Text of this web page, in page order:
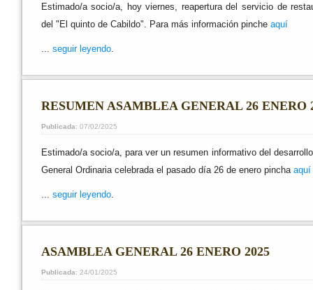
Estimado/a socio/a, hoy viernes, reapertura del servicio de
del "El quinto de Cabildo". Para más información pinche aquí
... seguir leyendo.
RESUMEN ASAMBLEA GENERAL 26 ENERO
Publicada: 07/02/2025
Estimado/a socio/a, para ver un resumen informativo del
General Ordinaria celebrada el pasado día 26 de enero pinchaaquí
seguir leyendo.
ASAMBLEA GENERAL 26 ENERO 2025
Publicada: 24/01/2025